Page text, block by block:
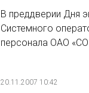
В преддверии Дня
Системного
персонала ОАО
20.11.2007 10:42